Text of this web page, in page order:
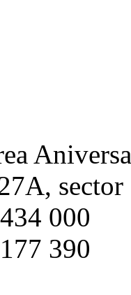
sector
000
390